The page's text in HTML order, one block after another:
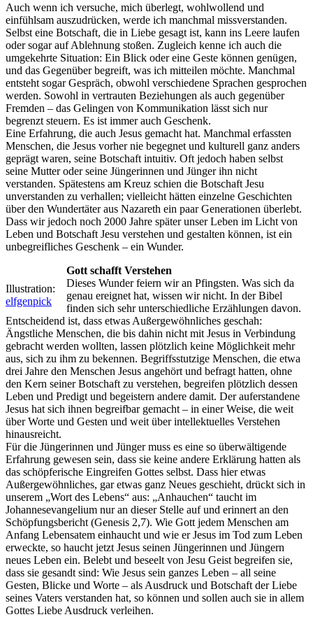
Auch wenn ich versuche, mich überlegt, wohlwollend und
einfühlsam auszudrücken, werde ich manchmal missverstanden.
Selbst eine Botschaft, die in Liebe gesagt ist, kann ins Leere laufen
oder sogar auf Ablehnung stoßen. Zugleich kenne ich auch die
umgekehrte Situation: Ein Blick oder eine Geste können genügen,
und das Gegenüber begreift, was ich mitteilen möchte. Manchmal
entsteht sogar Gespräch, obwohl verschiedene Sprachen gesprochen
werden. Sowohl in vertrauten Beziehungen als auch gegenüber
Fremden – das Gelingen von Kommunikation lässt sich nur
begrenzt steuern. Es ist immer auch Geschenk.
Eine Erfahrung, die auch Jesus gemacht hat. Manchmal erfassten
Menschen, die Jesus vorher nie begegnet und kulturell ganz anders
geprägt waren, seine Botschaft intuitiv. Oft jedoch haben selbst
seine Mutter oder seine Jüngerinnen und Jünger ihn nicht
verstanden. Spätestens am Kreuz schien die Botschaft Jesu
unverstanden zu verhallen; vielleicht hätten einzelne Geschichten
über den Wundertäter aus Nazareth ein paar Generationen überlebt.
Dass wir jedoch noch 2000 Jahre später unser Leben im Licht von
Leben und Botschaft Jesu verstehen und gestalten können, ist ein
unbegreifliches Geschenk – ein Wunder.
Illustration:
elfgenpick
Gott schafft Verstehen
Dieses Wunder feiern wir an Pfingsten. Was sich da
genau ereignet hat, wissen wir nicht. In der Bibel
finden sich sehr unterschiedliche Erzählungen davon.
Entscheidend ist, dass etwas Außergewöhnliches geschah:
Ängstliche Menschen, die bis dahin nicht mit Jesus in Verbindung
gebracht werden wollten, lassen plötzlich keine Möglichkeit mehr
aus, sich zu ihm zu bekennen. Begriffsstutzige Menschen, die etwa
drei Jahre den Menschen Jesus angehört und befragt hatten, ohne
den Kern seiner Botschaft zu verstehen, begreifen plötzlich dessen
Leben und Predigt und begeistern andere damit. Der auferstandene
Jesus hat sich ihnen begreifbar gemacht – in einer Weise, die weit
über Worte und Gesten und weit über intellektuelles Verstehen
hinausreicht.
Für die Jüngerinnen und Jünger muss es eine so überwältigende
Erfahrung gewesen sein, dass sie keine andere Erklärung hatten als
das schöpferische Eingreifen Gottes selbst. Dass hier etwas
Außergewöhnliches, gar etwas ganz Neues geschieht, drückt sich in
unserem „Wort des Lebens“ aus: „Anhauchen“ taucht im
Johannesevangelium nur an dieser Stelle auf und erinnert an den
Schöpfungsbericht (Genesis 2,7). Wie Gott jedem Menschen am
Anfang Lebensatem einhaucht und wie er Jesus im Tod zum Leben
erweckte, so haucht jetzt Jesus seinen Jüngerinnen und Jüngern
neues Leben ein. Belebt und beseelt von Jesu Geist begreifen sie,
dass sie gesandt sind: Wie Jesus sein ganzes Leben – all seine
Gesten, Blicke und Worte – als Ausdruck und Botschaft der Liebe
seines Vaters verstanden hat, so können und sollen auch sie in allem
Gottes Liebe Ausdruck verleihen.